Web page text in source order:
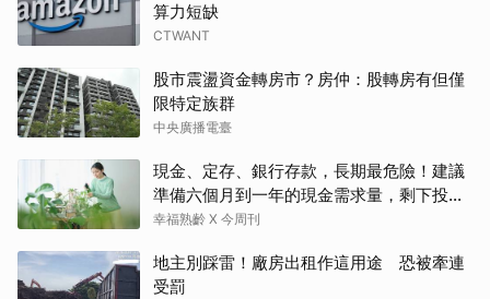
算力短缺
CTWANT
股市震盪資金轉房市？房仲：股轉房有但僅
限特定族群
中央廣播電臺
現金、定存、銀行存款，長期最危險！建議
準備六個月到一年的現金需求量，剩下投資
這2個
幸福熟齡 X 今周刊
地主別踩雷！廠房出租作這用途 恐被牽連
受罰